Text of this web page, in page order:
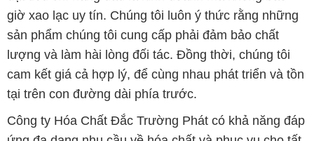
tại trên con đường dài phía trước.
Công ty Hóa Chất Đắc Trường Phát có khả năng đáp
ứng đa dạng nhu cầu về hóa chất và phục vụ cho tất
cả các ngành nghề và lĩnh vực sản xuất khác nhau
tại TP. Hồ Chí Minh. Sứ mệnh của chúng tôi là cung
cấp và phân phối các sản phẩm hóa chất đảm bảo
chất lượng và giá thành tốt nhất.